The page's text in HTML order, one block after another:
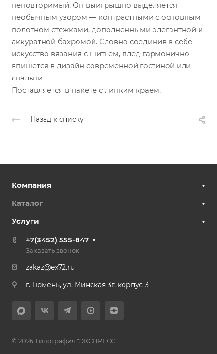
неповторимый. Он выигрышно выделяется
необычным узором — контрастными с основным
полотном стежками, дополненными элегантной и
аккуратной бахромой. Словно соединив в себе
искусство вязания с шитьем, плед гармонично
впишется в дизайн современной гостиной или
спальни.
Поставляется в пакете с липким краем.
Назад к списку
Компания
Каталог
Услуги
+7(3452) 555-847
Заказать звонок
zakaz@ex72.ru
г. Тюмень, ул. Минская 3г, корпус 3
© 2026 Типография "ЭКСПРЕСС"